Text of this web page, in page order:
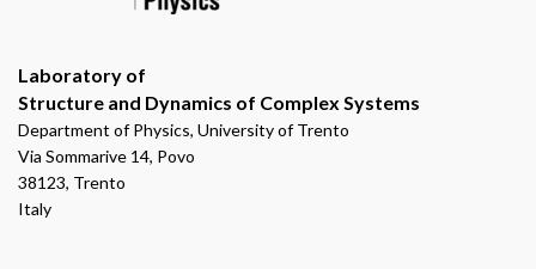
Laboratory of
Structure and Dynamics of Complex Systems
Department of Physics, University of Trento
Via Sommarive 14, Povo
38123, Trento
Italy